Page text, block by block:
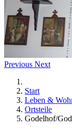
Previous Next
Start
Leben &
Ortsteile
Godelhof/